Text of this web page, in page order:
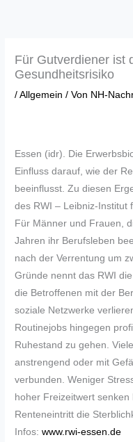
Für Gutverdiener ist
Gesundheitsrisiko
/Allgemein / Von NH-
Essen (idr). Die
Einfluss darauf, wie der
beeinflusst. Zu diesen
des RWI – Leibniz-Institut
Für Männer und Frauen,
Jahren ihr Berufsleben
nach der Verrentung um
Gründe nennt das RWI
die Betroffenen mit der
soziale Netzwerke
Routinejobs hingegen
Ruhestand zu gehen.
anstrengend oder mit
verbunden. Weniger
hoher Freizeitwert
Renteneintritt die
Infos:www.rwi-essen.de